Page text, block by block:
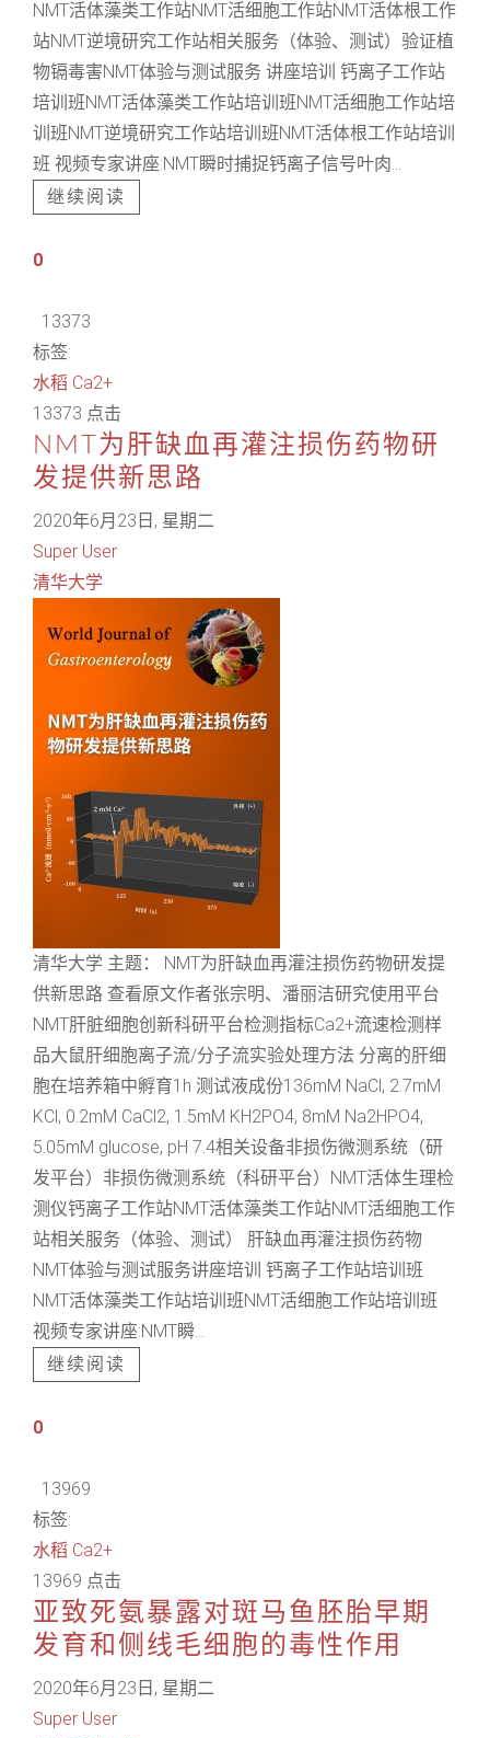
NMT活体藻类工作站NMT活细胞工作站NMT活体根工作
站NMT逆境研究工作站相关服务（体验、测试）验证植
物镉毒害NMT体验与测试服务 讲座培训 钙离子工作站
培训班NMT活体藻类工作站培训班NMT活细胞工作站培
训班NMT逆境研究工作站培训班NMT活体根工作站培训
班 视频专家讲座:NMT瞬时捕捉钙离子信号叶肉...
继续阅读
0
13373
标签:
水稻 Ca2+
13373 点击
NMT为肝缺血再灌注损伤药物研
发提供新思路
2020年6月23日, 星期二
Super User
清华大学
清华大学 主题： NMT为肝缺血再灌注损伤药物研发提
供新思路 查看原文作者张宗明、潘丽洁研究使用平台
NMT肝脏细胞创新科研平台检测指标Ca2+流速检测样
品大鼠肝细胞离子流/分子流实验处理方法 分离的肝细
胞在培养箱中孵育1h 测试液成份136mM NaCl, 2.7mM
KCl, 0.2mM CaCl2, 1.5mM KH2PO4, 8mM Na2HPO4,
5.05mM glucose, pH 7.4相关设备非损伤微测系统（研
发平台）非损伤微测系统（科研平台）NMT活体生理检
测仪钙离子工作站NMT活体藻类工作站NMT活细胞工作
站相关服务（体验、测试） 肝缺血再灌注损伤药物
NMT体验与测试服务讲座培训 钙离子工作站培训班
NMT活体藻类工作站培训班NMT活细胞工作站培训班
视频专家讲座:NMT瞬...
继续阅读
0
13969
标签:
水稻 Ca2+
13969 点击
亚致死氨暴露对斑马鱼胚胎早期
发育和侧线毛细胞的毒性作用
2020年6月23日, 星期二
Super User